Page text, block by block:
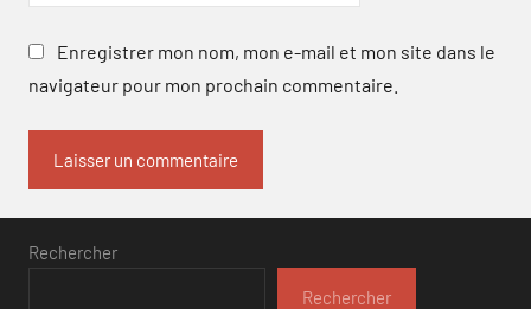
Enregistrer mon nom, mon e-mail et mon site dans le
navigateur pour mon prochain commentaire.
Rechercher
Rechercher